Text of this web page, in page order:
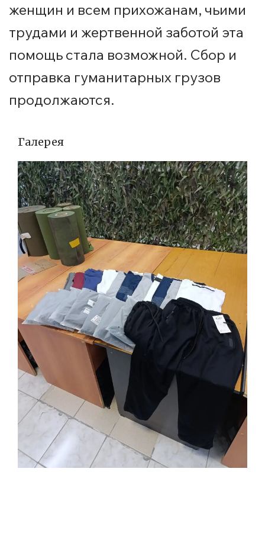
женщин и всем прихожанам, чьими
трудами и жертвенной заботой эта
помощь стала возможной. Сбор и
отправка гуманитарных грузов
продолжаются.
Галерея